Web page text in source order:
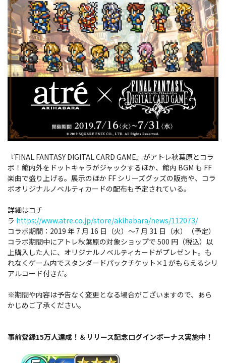
『FINAL FANTASY DIGITAL CARD GAME』がアトレ秋葉原とコラ
ボ！館内外をドットキャラがジャックするほか、館内 BGM も FF
楽曲で盛り上げる。展示のほか FF シリーズグッズの販売や、コラ
ボオリジナルノベルティカードの配布も予定されている。
詳細はコチ
ラ https://www.atre.co.jp/store/akihabara/news/112073/
コラボ期間：2019 年 7 月 16 日（火）～7 月 31 日（水）（予定）
コラボ期間中にアトレ秋葉原の対象ショップで 500 円（税込）以
上購入した人に、オリジナルノベルティカードがプレゼント。も
れなくゲーム内でスタンダードパックチケット×1 がもらえるシリ
アルコード付きだ。
※期間や内容は予告なく変更となる場合がございますので、あら
かじめご了承ください。
事前登録15万人達成！＆リリース記念ログインボーナス実施中！